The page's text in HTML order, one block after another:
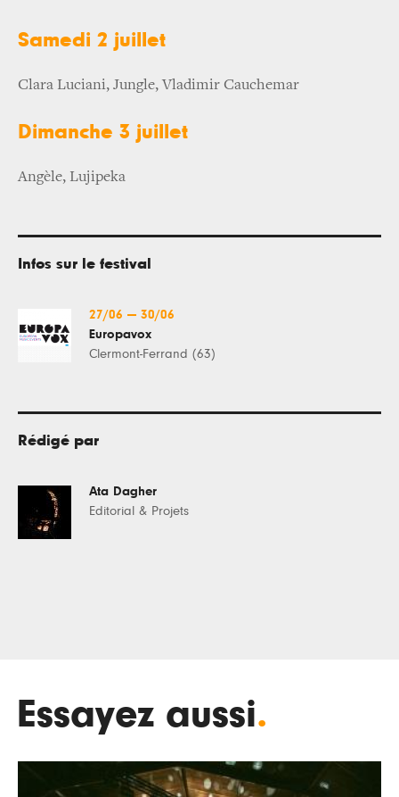
Samedi 2 juillet
Clara Luciani, Jungle, Vladimir Cauchemar
Dimanche 3 juillet
Angèle, Lujipeka
Infos sur le festival
27/06 — 30/06
Europavox
Clermont-Ferrand (63)
Rédigé par
Ata Dagher
Editorial & Projets
Essayez aussi.